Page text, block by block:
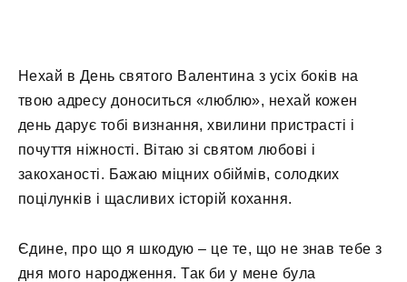
Нехай в День святого Валентина з усіх боків на
твою адресу доноситься «люблю», нехай кожен
день дарує тобі визнання, хвилини пристрасті і
почуття ніжності. Вітаю зі святом любові і
закоханості. Бажаю міцних обіймів, солодких
поцілунків і щасливих історій кохання.
Єдине, про що я шкодую – це те, що не знав тебе з
дня мого народження. Так би у мене була